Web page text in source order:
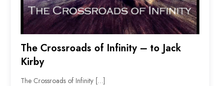
The Crossroads of Infinity – to Jack
Kirby
The Crossroads of Infinity […]